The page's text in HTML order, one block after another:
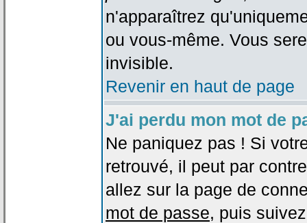
n'apparaîtrez
ou vous-même. Vous
invisible.
Revenir en haut de page
J'ai perdu mon mot de
Ne paniquez pas ! Si
retrouvé, il peut par
allez sur la page de
mot de passe, puis